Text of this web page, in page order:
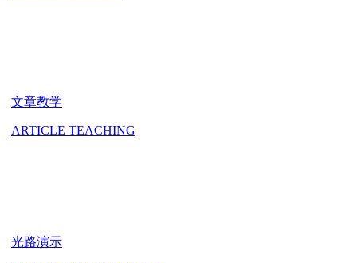
文章教学
ARTICLE TEACHING
光路演示